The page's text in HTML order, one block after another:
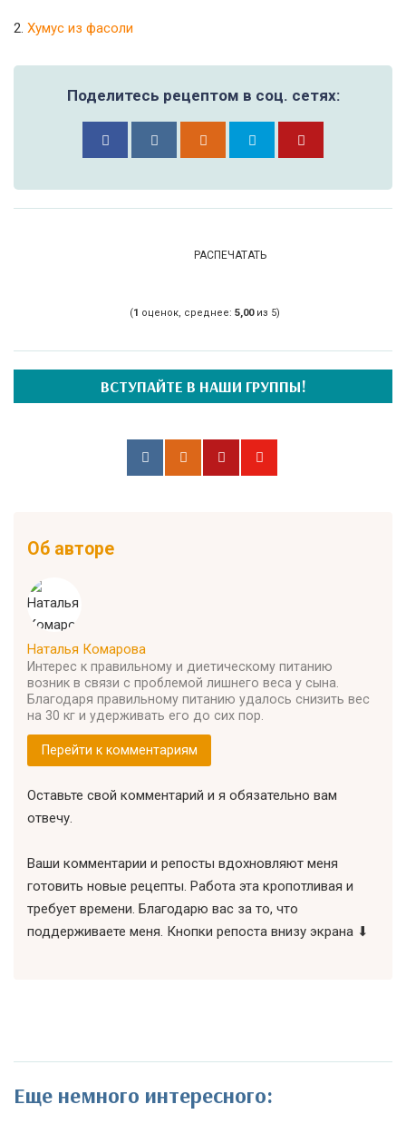
2. Хумус из фасоли
Поделитесь рецептом в соц. сетях:
РАСПЕЧАТАТЬ
(1 оценок, среднее: 5,00из 5)
ВСТУПАЙТЕ В НАШИ ГРУППЫ!
Об авторе
Наталья Комарова
Интерес к правильному и диетическому питанию
возник в связи с проблемой лишнего веса у сына.
Благодаря правильному питанию удалось снизить вес
на 30 кг и удерживать его до сих пор.
Перейти к комментариям
Оставьте свой комментарий и я обязательно вам
отвечу.
Ваши комментарии и репосты вдохновляют меня
готовить новые рецепты. Работа эта кропотливая и
требует времени. Благодарю вас за то, что
поддерживаете меня. Кнопки репоста внизу экрана ⬇
Еще немного интересного: